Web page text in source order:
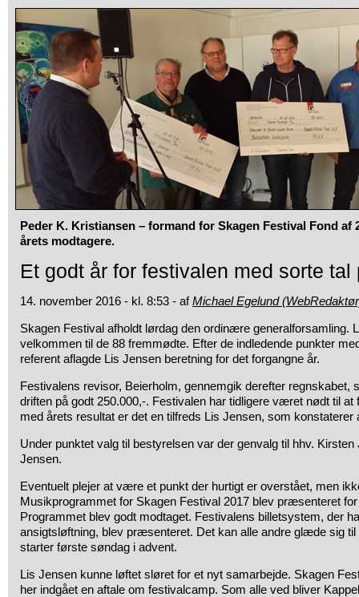
Peder K. Kristiansen – formand for Skagen Festival Fond af
årets modtagere.
Et godt år for festivalen med sorte tal
14. november 2016 - kl. 8:53 - afMichael Egelund
Skagen Festival afholdt lørdag den ordinære generalforsamling.
velkommen til de 88 fremmødte. Efter de indledende punkter
referent aflagde Lis Jensen beretning for det forgangne år.
Festivalens revisor, Beierholm, gennemgik derefter regnskabet,
driften på godt 250.000,-. Festivalen har tidligere været nødt til
med årets resultat er det en tilfreds Lis Jensen, som
Under punktet valg til bestyrelsen var der genvalg til hhv.
Jensen.
Eventuelt plejer at være et punkt der hurtigt er overstået, men
Musikprogrammet for Skagen Festival 2017 blev præsenteret
Programmet blev godt modtaget. Festivalens billetsystem, der
ansigtsløftning, blev præsenteret. Det kan alle andre glæde sig til
starter første søndag i advent.
Lis Jensen kunne løftet sløret for et nyt samarbejde. Skagen
her indgået en aftale om festivalcamp. Som alle ved bliver